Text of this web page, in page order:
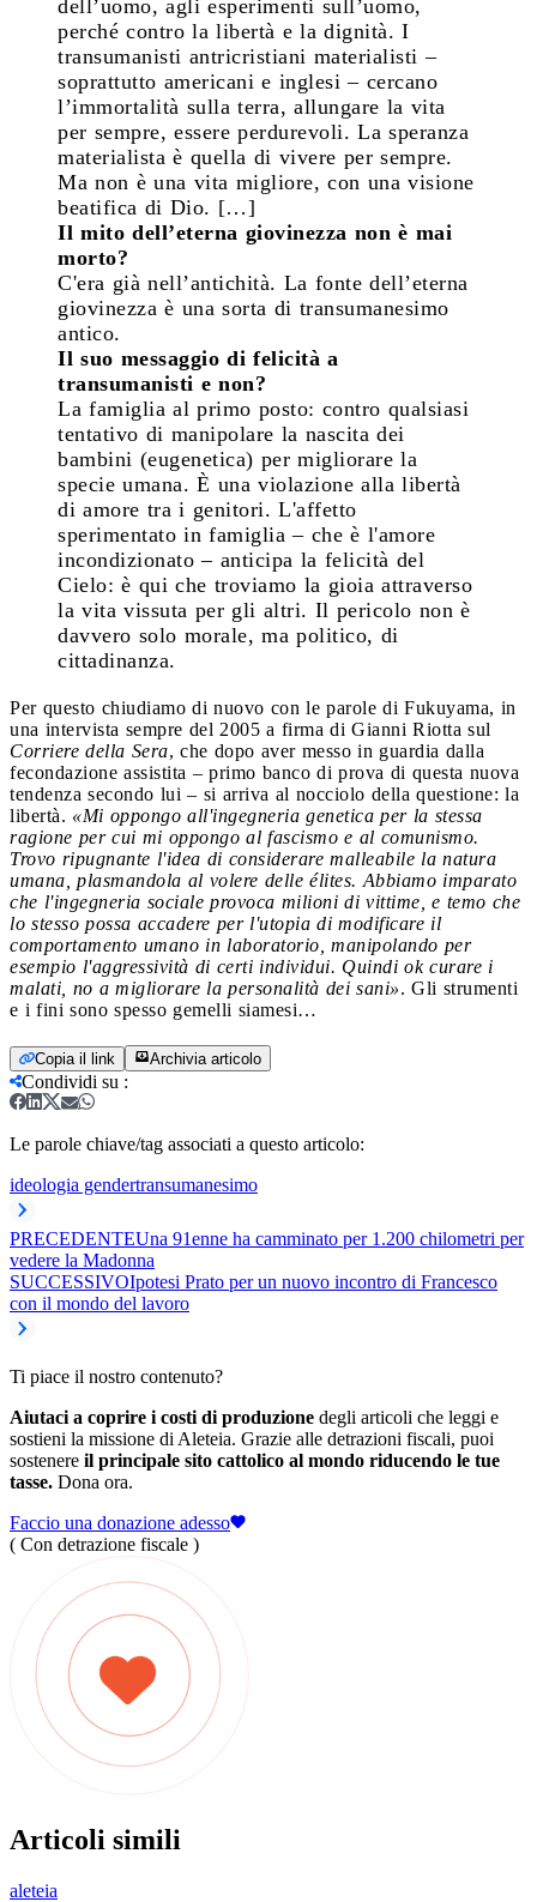
dell’uomo, agli esperimenti sull’uomo,
perché contro la libertà e la dignità. I
transumanisti antricristiani materialisti –
soprattutto americani e inglesi – cercano
l’immortalità sulla terra, allungare la vita
per sempre, essere perdurevoli. La speranza
materialista è quella di vivere per sempre.
Ma non è una vita migliore, con una visione
beatifica di Dio. […]
Il mito dell’eterna giovinezza non è mai
morto?
C'era già nell’antichità. La fonte dell’eterna
giovinezza è una sorta di transumanesimo
antico.
Il suo messaggio di felicità a
transumanisti e non?
La famiglia al primo posto: contro qualsiasi
tentativo di manipolare la nascita dei
bambini (eugenetica) per migliorare la
specie umana. È una violazione alla libertà
di amore tra i genitori. L'affetto
sperimentato in famiglia – che è l'amore
incondizionato – anticipa la felicità del
Cielo: è qui che troviamo la gioia attraverso
la vita vissuta per gli altri. Il pericolo non è
davvero solo morale, ma politico, di
cittadinanza.
Per questo chiudiamo di nuovo con le parole di Fukuyama, in
una intervista sempre del 2005 a firma di Gianni Riotta sul
Corriere della Sera, che dopo aver messo in guardia dalla
fecondazione assistita – primo banco di prova di questa nuova
tendenza secondo lui – si arriva al nocciolo della questione: la
libertà. «Mi oppongo all'ingegneria genetica per la stessa
ragione per cui mi oppongo al fascismo e al comunismo.
Trovo ripugnante l'idea di considerare malleabile la natura
umana, plasmandola al volere delle élites. Abbiamo imparato
che l'ingegneria sociale provoca milioni di vittime, e temo che
lo stesso possa accadere per l'utopia di modificare il
comportamento umano in laboratorio, manipolando per
esempio l'aggressività di certi individui. Quindi ok curare i
malati, no a migliorare la personalità dei sani». Gli strumenti
e i fini sono spesso gemelli siamesi…
Copia il link Archivia articolo
Condividi su :
Le parole chiave/tag associati a questo articolo:
ideologia gendertransumanesimo
PRECEDENTEUna 91enne ha camminato per 1.200 chilometri per
vedere la Madonna
SUCCESSIVOIpotesi Prato per un nuovo incontro di Francesco
con il mondo del lavoro
Ti piace il nostro contenuto?
Aiutaci a coprire i costi di produzione degli articoli che leggi e
sostieni la missione di Aleteia. Grazie alle detrazioni fiscali, puoi
sostenere il principale sito cattolico al mondo riducendo le tue
tasse. Dona ora.
Faccio una donazione adesso
( Con detrazione fiscale )
Articoli simili
aleteia